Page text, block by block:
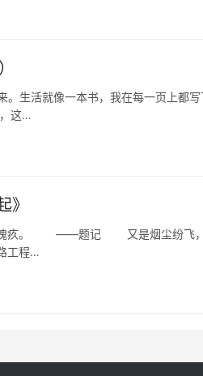
活就像一本书，我在每一页上都写
这…
》
的愧疚。 ——题记 又是烟尘纷飞，
工程…